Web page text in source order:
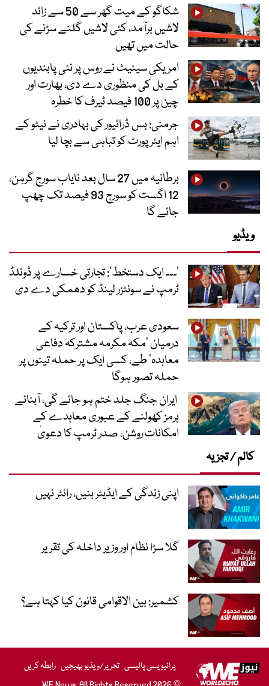
شکاگو کے میت گھر سے 50 سے زائد
لاشیں برآمد، کئی لاشیں گلنے سڑنے کی
حالت میں تھیں
امریکی سینیٹ نے روس پر نئی پابندیوں
کے بل کی منظوری دے دی، بھارت اور
چین پر 100 فیصد ٹیرف کا خطرہ
جرمنی: بس ڈرائیور کی بہادری نے نیٹو کے
اہم ایئرپورٹ کو تباہی سے بچا لیا
برطانیہ میں 27 سال بعد نایاب سورج گرہن،
12 اگست کو سورج 93 فیصد تک چھپ
جائے گا
ویڈیو
’۔۔۔ ایک دستخط‘: تجارتی خسارے پر ڈونلڈ
ٹرمپ نے سوئٹزر لینڈ کو دھمکی دے دی
سعودی عرب، پاکستان اور ترکیہ کے
درمیان ’مکہ مکرمہ مشترکہ دفاعی
معاہدہ‘ طے، کسی ایک پر حملہ تینوں پر
حملہ تصور ہوگا
ایران جنگ جلد ختم ہو جائے گی، آبنائے
ہرمز کھولنے کے عبوری معاہدے کے
امکانات روشن، صدر ٹرمپ کا دعویٰ
کالم / تجزیہ
اپنی زندگی کے ایڈیٹر بنیں، رائٹر نہیں
گلا سڑا نظام اور وزیر داخلہ کی تقریر
کشمیر: بین الاقوامی قانون کیا کہتا ہے؟
پرائیویسی پالیسی تحریر/ویڈیو بھیجیں رابطہ کریں